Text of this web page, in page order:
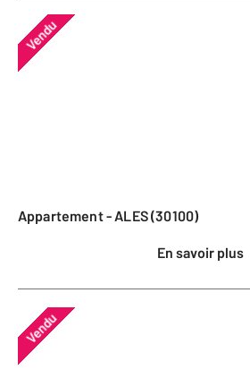
Vendu
Appartement - ALES (30100)
En savoir plus
Vendu